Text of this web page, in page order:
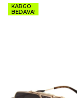
KARGO
BEDAVA!